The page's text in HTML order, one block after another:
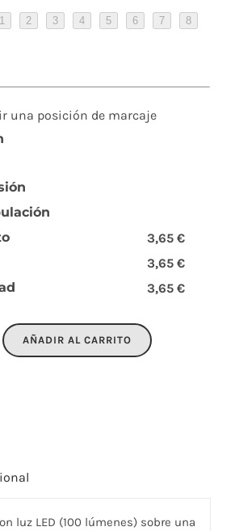
1 2 3 4 5 6 7 8
una posición de marcaje
3,65 €
3,65 €
3,65 €
AÑADIR AL CARRITO
luz LED (100 lúmenes) sobre una